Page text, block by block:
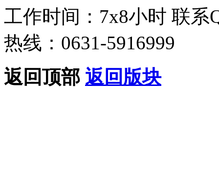
工作时间：7x8小时 联系
热线：0631-5916999
返回顶部 返回版块